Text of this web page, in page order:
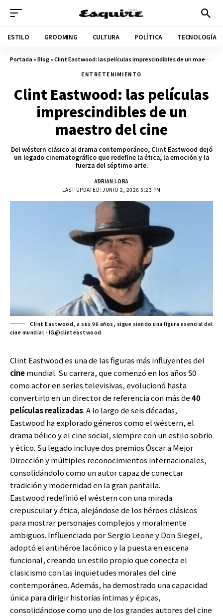
ESTILO GROOMING CULTURA POLÍTICA TECNOLOGÍA
Portada»Blog»Clint Eastwood: las películas imprescindibles de un maestro del cine
ENTRETENIMIENTO
Clint Eastwood: las películas
imprescindibles de un
maestro del cine
Del wéstern clásico al drama contemporáneo, Clint Eastwood dejó
un legado cinematográfico que redefine la ética, la emoción y la
fuerza del séptimo arte.
LAST UPDATED: JUNIO 2, 2026 5:23 PM
ADRIAN LORA
Clint Eastwood, a sus 96 años, sigue siendo una figura esencial del
cine mundial - IG@clinteastwood
Clint Eastwood es una de las figuras más influyentes del
cinemundial. Su carrera, que comenzó en los años 50
como actor en series televisivas, evolucionó hasta
convertirlo en un director de referencia con más de40
películas realizadas. A lo largo de seis décadas,
Eastwood ha explorado géneros como el wéstern, el
drama bélico y el cine social, siempre con un estilo sobrio
y ético. Su legado incluye dos premios Óscar a Mejor
Dirección y múltiples reconocimientos internacionales,
consolidándolo como un autor capaz de conectar
tradición y modernidad en la gran pantalla.
Eastwood redefinió el wéstern con una mirada
crepuscular y ética, alejándose de los héroes clásicos
para mostrar personajes complejos y moralmente
ambiguos. Influenciado por Sergio Leone y Don Siegel,
adoptó el antihéroe lacónico y la puesta en escena
funcional, creando un estilo propio que conecta el
clasicismo con las inquietudes morales del cine
contemporáneo. Además, ha demostrado una capacidad
única para dirigir historias íntimas y épicas,
consolidándose como uno de los grandes autores del cine